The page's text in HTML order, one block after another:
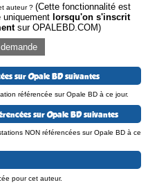
auteur ? (Cette fonctionnalité est
uniquement lorsqu'on s'inscrit
sur OPALEBD.COM)
sur Opale BD suivantes
référencée sur Opale BD à ce jour.
sur Opale BD suivantes
NON référencées sur Opale BD à ce
pour cet auteur.